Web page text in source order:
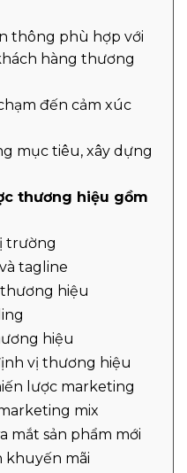
thông phù hợp với
hàng thương
đến cảm xúc
mục tiêu, xây dựng
thương hiệu gồm
trường
tagline
hiệu
hiệu
vị thương hiệu
lược marketing
mix
mắt sản phẩm mới
khuyến mãi